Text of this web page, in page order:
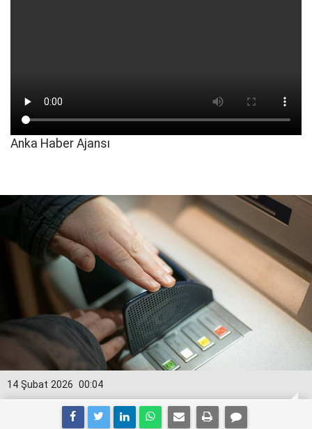
Anka Haber Ajansı
00:04
14 Şubat 2026